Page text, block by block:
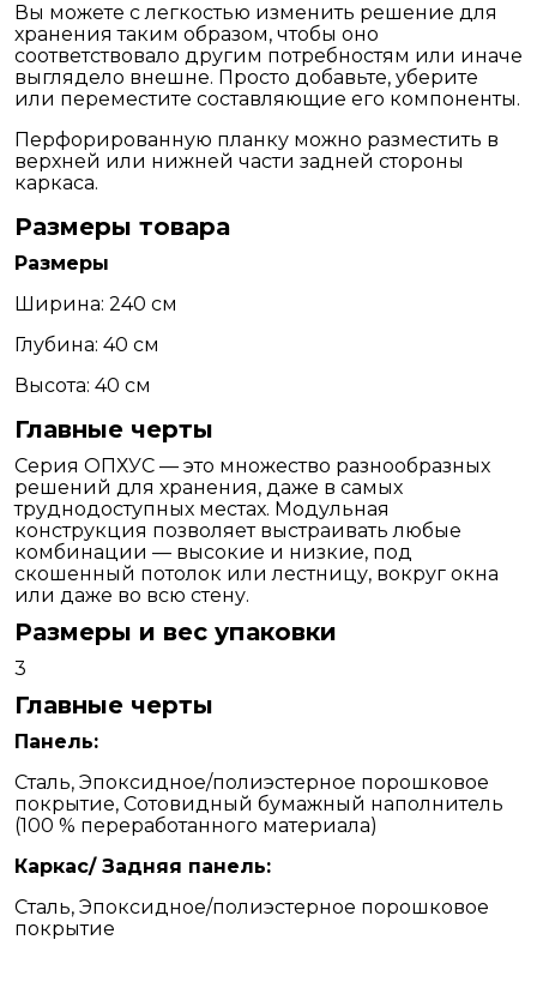
Вы можете с легкостью изменить решение для
хранения таким образом, чтобы оно
соответствовало другим потребностям или иначе
выглядело внешне. Просто добавьте, уберите
или переместите составляющие его компоненты.
Перфорированную планку можно разместить в
верхней или нижней части задней стороны
каркаса.
Размеры товара
Размеры
Ширина: 240 см
Глубина: 40 см
Высота: 40 см
Главные черты
Серия ОПХУС — это множество разнообразных
решений для хранения, даже в самых
труднодоступных местах. Модульная
конструкция позволяет выстраивать любые
комбинации — высокие и низкие, под
скошенный потолок или лестницу, вокруг окна
или даже во всю стену.
Размеры и вес упаковки
3
Главные черты
Панель:
Сталь, Эпоксидное/полиэстерное порошковое
покрытие, Сотовидный бумажный наполнитель
(100 % переработанного материала)
Каркас/ Задняя панель:
Сталь, Эпоксидное/полиэстерное порошковое
покрытие